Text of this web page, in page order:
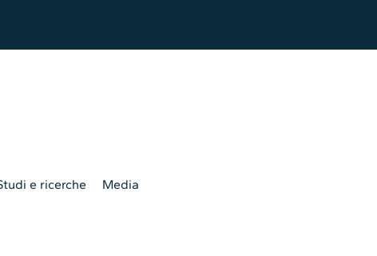
e ricerche Media